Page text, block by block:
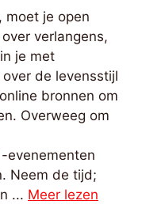
moet je open
verlangens,
je met
de levensstijl
bronnen om
Overweeg om
evenementen
Neem de tijd;
... Meer lezen